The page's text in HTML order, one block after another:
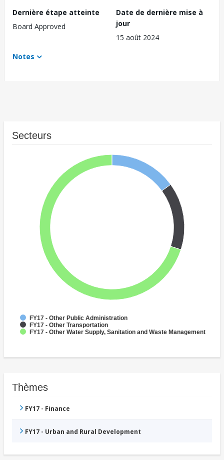
Dernière étape atteinte
Board Approved
Date de dernière mise à
jour
15 août 2024
Notes
Secteurs
FY17 - Other Public Administration
FY17 - Other Transportation
FY17 - Other Water Supply, Sanitation and Waste Management
Thèmes
FY17 - Finance
FY17 - Urban and Rural Development